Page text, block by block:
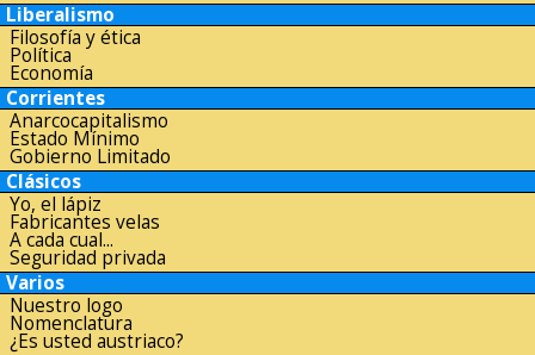
Liberalismo
Filosofía y ética
Política
Economía
Corrientes
Anarcocapitalismo
Estado Mínimo
Gobierno Limitado
Clásicos
Yo, el lápiz
Fabricantes velas
A cada cual...
Seguridad privada
Varios
Nuestro logo
Nomenclatura
¿Es usted austriaco?